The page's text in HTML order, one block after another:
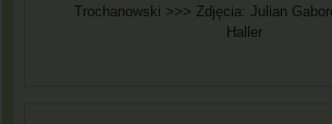
Trochanowski >>> Zdjęcia: Julian
Haller